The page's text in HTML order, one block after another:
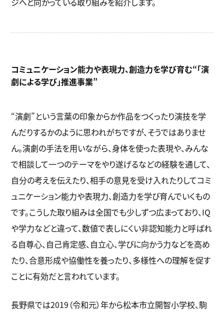
コミュニケーション能力や表現力、創造力を学び育む“「演
劇による学び」推進事業”
“演劇”という言葉の印象からか作品をつくったり演技を学
んだりするかのように思われがちですが、そうではありませ
ん。演劇の手法を用いながら、身体を使った表現や、みんな
で相談して一つのテーマをやり遂げるなどの経験を通して、
自分の考えを伝えたり、相手の意見を受け入れたりしてコミ
ュニケーション能力や表現力、創造力を学び育んでいくもの
です。こうした取り組みは全国でも少しずつ広まっており、IQ
や学力などと違って、数値で表しにくい非認知能力と呼ばれ
る自尊心、自己肯定感、自立心、学びに向かう力などを高め
たり、合意形成や協働性を養ったり、多様性への理解を促す
ことに有効だと言われています。
長野県では2019（令和元）年から松本市立開智小学校、駒